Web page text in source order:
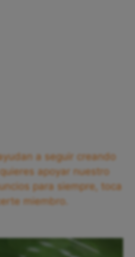
a seguir creando
apoyar nuestro
para siempre, toca
miembro.